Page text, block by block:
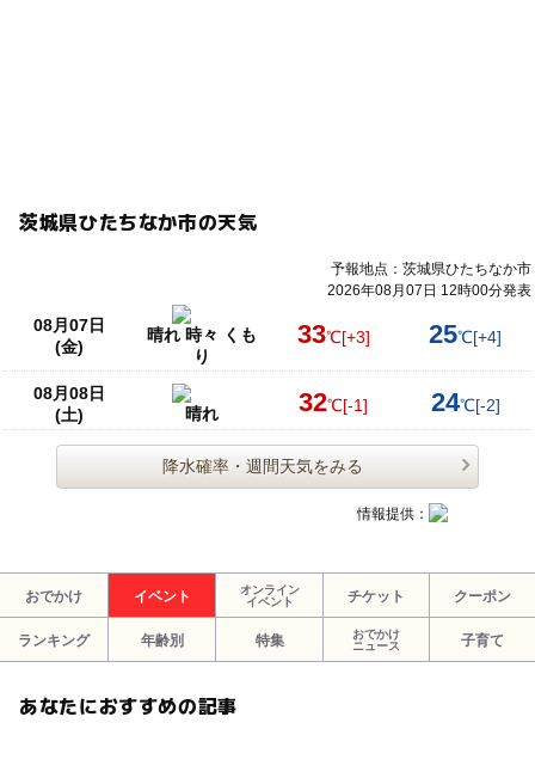
茨城県ひたちなか市の天気
予報地点：茨城県ひたちなか市
2026年08月07日 12時00分発表
08月07日
(金)
晴れ 時々 くも
り
33℃[+3] 25℃[+4]
08月08日
(土)
晴れ 32℃[-1] 24℃[-2]
降水確率・週間天気をみる
情報提供：
おでかけ イベント
オンライン
イベント
チケット クーポン
ランキング 年齢別 特集
おでかけ
ニュース
子育て
あなたにおすすめの記事